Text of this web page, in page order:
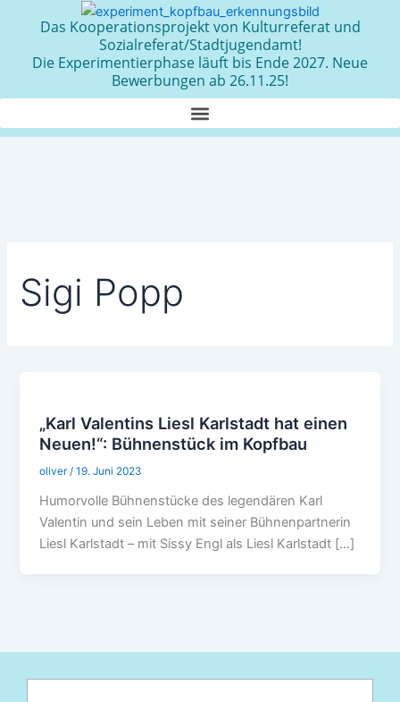
Das Kooperationsprojekt von Kulturreferat und
Sozialreferat/Stadtjugendamt!
Die Experimentierphase läuft bis Ende 2027. Neue
Bewerbungen ab 26.11.25!
Sigi Popp
„Karl Valentins Liesl Karlstadt hat einen
Neuen!“: Bühnenstück im Kopfbau
oliver/19. Juni 2023
Humorvolle Bühnenstücke des legendären Karl
Valentin und sein Leben mit seiner Bühnenpartnerin
Liesl Karlstadt – mit Sissy Engl als Liesl Karlstadt […]